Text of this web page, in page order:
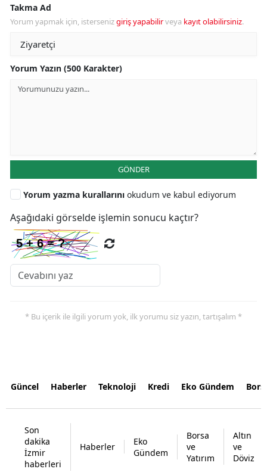
Takma Ad
Yorum yapmak için, istersenizgiriş yapabilirveya kayıt olabilirsiniz.
Yorum Yazın (500 Karakter)
GÖNDER
Yorum yazma kurallarını okudum ve kabul ediyorum
Aşağıdaki görselde işlemin sonucu kaçtır?
* Bu içerik ile ilgili yorum yok, ilk yorumu siz yazın, tartışalım *
Güncel Haberler Teknoloji Kredi Eko Gündem
Son
dakika
İzmir
haberleri
Haberler
Eko
Gündem
Borsa
ve
Yatırım
Altın
ve
Döviz